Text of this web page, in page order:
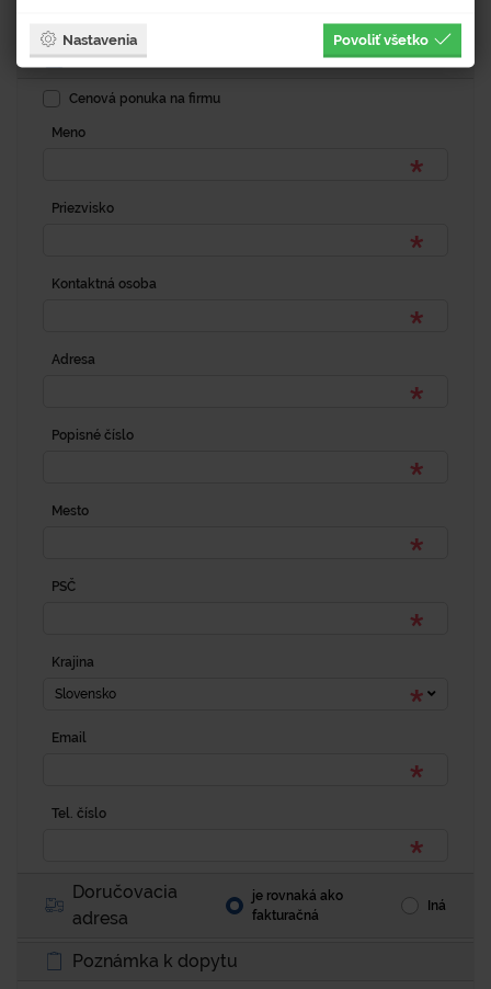
Fakturačná adresa
Cenová ponuka na firmu
Meno
Priezvisko
Kontaktná osoba
Adresa
Popisné číslo
Mesto
PSČ
Krajina
Slovensko
Email
Tel. číslo
Doručovacia
adresa
je rovnaká ako
fakturačná
Iná
Poznámka k dopytu
Nastavenia Povoliť všetko